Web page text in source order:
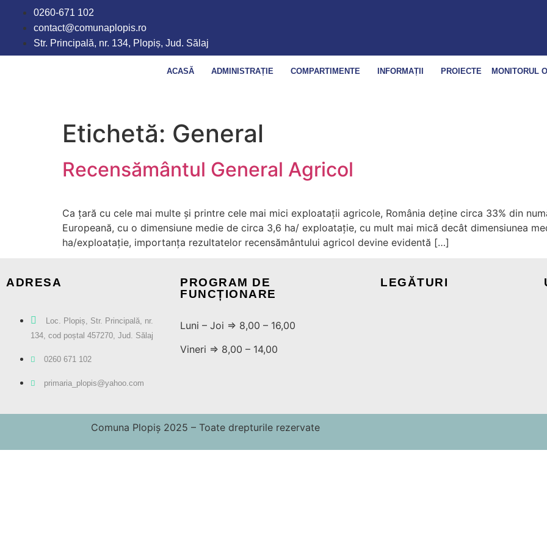
conținut0260-671 102
contact@comunaplopis.ro
Str. Principală, nr. 134, Plopiș, Jud. Sălaj
ACASĂ ADMINISTRAȚIE COMPARTIMENTE INFORMAȚII PROIECTE MONITORUL
Etichetă: General
Recensământul General Agricol
Ca țară cu cele mai multe și printre cele mai mici exploatații agricole, România deține circa 33% din
Europeană, cu o dimensiune medie de circa 3,6 ha/ exploatație, cu mult mai mică decât dimensiunea
ha/exploatație, importanța rezultatelor recensământului agricol devine evidentă […]
ADRESA
Loc. Plopiș, Str. Principală, nr.
134, cod poștal 457270, Jud. Sălaj
0260 671 102
primaria_plopis@yahoo.com
PROGRAM DE
FUNCȚIONARE
Luni – Joi ⇒ 8,00 – 16,00
Vineri ⇒ 8,00 – 14,00
LEGĂTURI
Comuna Plopiș 2025 – Toate drepturile rezervate